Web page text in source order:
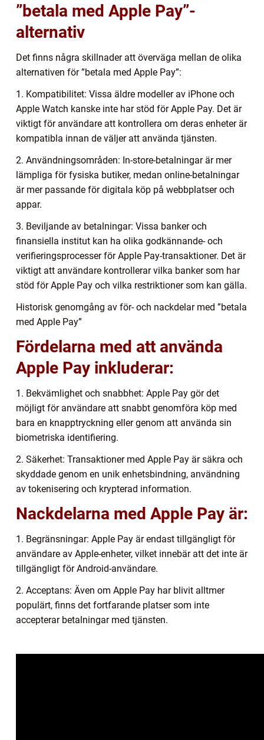
”betala med Apple Pay”-
alternativ
Det finns några skillnader att överväga mellan de olika
alternativen för ”betala med Apple Pay”:
1. Kompatibilitet: Vissa äldre modeller av iPhone och
Apple Watch kanske inte har stöd för Apple Pay. Det är
viktigt för användare att kontrollera om deras enheter är
kompatibla innan de väljer att använda tjänsten.
2. Användningsområden: In-store-betalningar är mer
lämpliga för fysiska butiker, medan online-betalningar
är mer passande för digitala köp på webbplatser och
appar.
3. Beviljande av betalningar: Vissa banker och
finansiella institut kan ha olika godkännande- och
verifieringsprocesser för Apple Pay-transaktioner. Det är
viktigt att användare kontrollerar vilka banker som har
stöd för Apple Pay och vilka restriktioner som kan gälla.
Historisk genomgång av för- och nackdelar med ”betala
med Apple Pay”
Fördelarna med att använda
Apple Pay inkluderar:
1. Bekvämlighet och snabbhet: Apple Pay gör det
möjligt för användare att snabbt genomföra köp med
bara en knapptryckning eller genom att använda sin
biometriska identifiering.
2. Säkerhet: Transaktioner med Apple Pay är säkra och
skyddade genom en unik enhetsbindning, användning
av tokenisering och krypterad information.
Nackdelarna med Apple Pay är:
1. Begränsningar: Apple Pay är endast tillgängligt för
användare av Apple-enheter, vilket innebär att det inte är
tillgängligt för Android-användare.
2. Acceptans: Även om Apple Pay har blivit alltmer
populärt, finns det fortfarande platser som inte
accepterar betalningar med tjänsten.